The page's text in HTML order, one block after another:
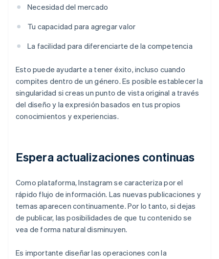
Necesidad del mercado
Tu capacidad para agregar valor
La facilidad para diferenciarte de la competencia
Esto puede ayudarte a tener éxito, incluso cuando
compites dentro de un género. Es posible establecer la
singularidad si creas un punto de vista original a través
del diseño y la expresión basados en tus propios
conocimientos y experiencias.
Espera actualizaciones continuas
Como plataforma, Instagram se caracteriza por el
rápido flujo de información. Las nuevas publicaciones y
temas aparecen continuamente. Por lo tanto, si dejas
de publicar, las posibilidades de que tu contenido se
vea de forma natural disminuyen.
Es importante diseñar las operaciones con la